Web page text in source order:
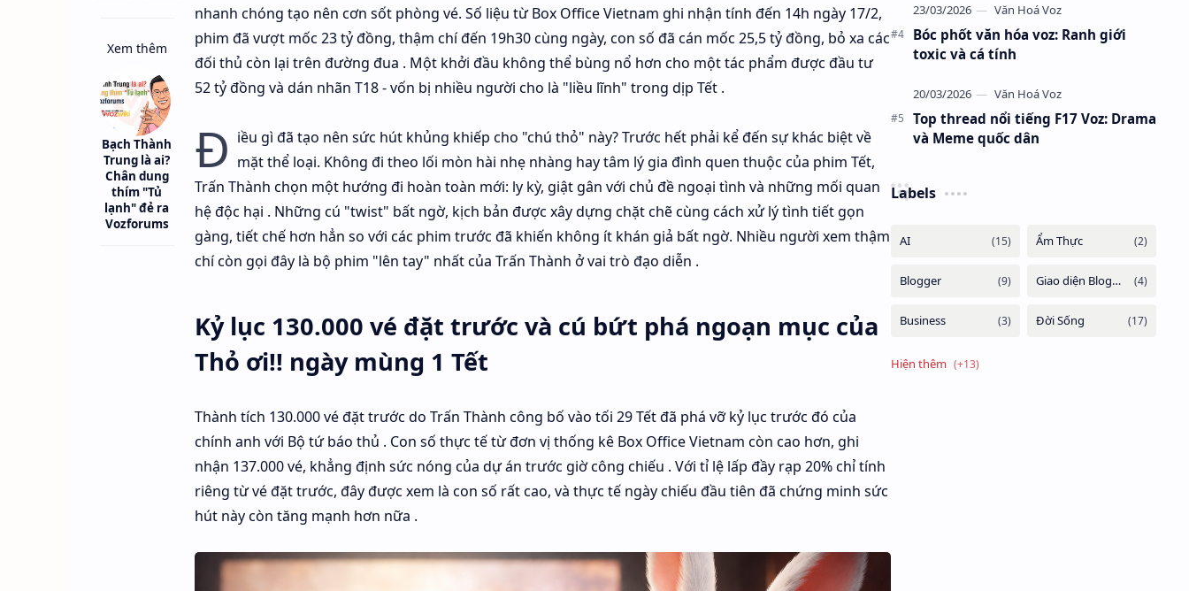
Xem thêm
Bạch Thành
Trung là ai?
Chân dung
thím "Tủ
lạnh" đẻ ra
Vozforums
nhanh chóng tạo nên cơn sốt phòng vé. Số liệu từ Box Office Vietnam ghi nhận tính đến 14h ngày 17/2,
phim đã vượt mốc 23 tỷ đồng, thậm chí đến 19h30 cùng ngày, con số đã cán mốc 25,5 tỷ đồng, bỏ xa các
đối thủ còn lại trên đường đua . Một khởi đầu không thể bùng nổ hơn cho một tác phẩm được đầu tư
52 tỷ đồng và dán nhãn T18 - vốn bị nhiều người cho là "liều lĩnh" trong dịp Tết .
Đ iều gì đã tạo nên sức hút khủng khiếp cho "chú thỏ" này? Trước hết phải kể đến sự khác biệt về
mặt thể loại. Không đi theo lối mòn hài nhẹ nhàng hay tâm lý gia đình quen thuộc của phim Tết,
Trấn Thành chọn một hướng đi hoàn toàn mới: ly kỳ, giật gân với chủ đề ngoại tình và những mối quan
hệ độc hại . Những cú "twist" bất ngờ, kịch bản được xây dựng chặt chẽ cùng cách xử lý tình tiết gọn
gàng, tiết chế hơn hẳn so với các phim trước đã khiến không ít khán giả bất ngờ. Nhiều người xem thậm
chí còn gọi đây là bộ phim "lên tay" nhất của Trấn Thành ở vai trò đạo diễn .
Kỷ lục 130.000 vé đặt trước và cú bứt phá ngoạn mục của
Thỏ ơi!! ngày mùng 1 Tết
Thành tích 130.000 vé đặt trước do Trấn Thành công bố vào tối 29 Tết đã phá vỡ kỷ lục trước đó của
chính anh với Bộ tứ báo thủ . Con số thực tế từ đơn vị thống kê Box Office Vietnam còn cao hơn, ghi
nhận 137.000 vé, khẳng định sức nóng của dự án trước giờ công chiếu . Với tỉ lệ lấp đầy rạp 20% chỉ tính
riêng từ vé đặt trước, đây được xem là con số rất cao, và thực tế ngày chiếu đầu tiên đã chứng minh sức
hút này còn tăng mạnh hơn nữa .
Văn Hoá Voz
Bóc phốt văn hóa voz: Ranh giới
toxic và cá tính
Văn Hoá Voz
Top thread nổi tiếng F17 Voz: Drama
và Meme quốc dân
Labels